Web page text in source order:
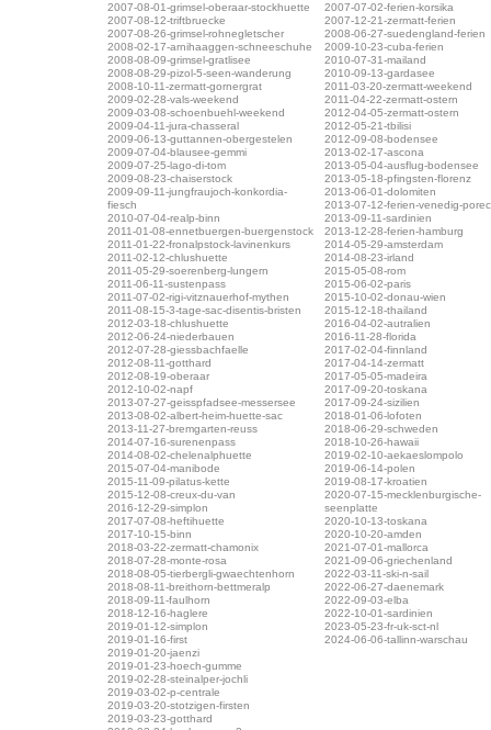
2007-08-01-grimsel-oberaar-stockhuette
2007-08-12-triftbruecke
2007-08-26-grimsel-rohnegletscher
2008-02-17-arnihaaggen-schneeschuhe
2008-08-09-grimsel-gratlisee
2008-08-29-pizol-5-seen-wanderung
2008-10-11-zermatt-gornergrat
2009-02-28-vals-weekend
2009-03-08-schoenbuehl-weekend
2009-04-11-jura-chasseral
2009-06-13-guttannen-obergestelen
2009-07-04-blausee-gemmi
2009-07-25-lago-di-tom
2009-08-23-chaiserstock
2009-09-11-jungfraujoch-konkordia-
fiesch
2010-07-04-realp-binn
2011-01-08-ennetbuergen-buergenstock
2011-01-22-fronalpstock-lavinenkurs
2011-02-12-chlushuette
2011-05-29-soerenberg-lungern
2011-06-11-sustenpass
2011-07-02-rigi-vitznauerhof-mythen
2011-08-15-3-tage-sac-disentis-bristen
2012-03-18-chlushuette
2012-06-24-niederbauen
2012-07-28-giessbachfaelle
2012-08-11-gotthard
2012-08-19-oberaar
2012-10-02-napf
2013-07-27-geisspfadsee-messersee
2013-08-02-albert-heim-huette-sac
2013-11-27-bremgarten-reuss
2014-07-16-surenenpass
2014-08-02-chelenalphuette
2015-07-04-manibode
2015-11-09-pilatus-kette
2015-12-08-creux-du-van
2016-12-29-simplon
2017-07-08-heftihuette
2017-10-15-binn
2018-03-22-zermatt-chamonix
2018-07-28-monte-rosa
2018-08-05-tierbergli-gwaechtenhorn
2018-08-11-breithorn-bettmeralp
2018-09-11-faulhorn
2018-12-16-haglere
2019-01-12-simplon
2019-01-16-first
2019-01-20-jaenzi
2019-01-23-hoech-gumme
2019-02-28-steinalper-jochli
2019-03-02-p-centrale
2019-03-20-stotzigen-firsten
2019-03-23-gotthard
2007-07-02-ferien-korsika
2007-12-21-zermatt-ferien
2008-06-27-suedengland-ferien
2009-10-23-cuba-ferien
2010-07-31-mailand
2010-09-13-gardasee
2011-03-20-zermatt-weekend
2011-04-22-zermatt-ostern
2012-04-05-zermatt-ostern
2012-05-21-tbilisi
2012-09-08-bodensee
2013-02-17-ascona
2013-05-04-ausflug-bodensee
2013-05-18-pfingsten-florenz
2013-06-01-dolomiten
2013-07-12-ferien-venedig-porec
2013-09-11-sardinien
2013-12-28-ferien-hamburg
2014-05-29-amsterdam
2014-08-23-irland
2015-05-08-rom
2015-06-02-paris
2015-10-02-donau-wien
2015-12-18-thailand
2016-04-02-autralien
2016-11-28-florida
2017-02-04-finnland
2017-04-14-zermatt
2017-05-05-madeira
2017-09-20-toskana
2017-09-24-sizilien
2018-01-06-lofoten
2018-06-29-schweden
2018-10-26-hawaii
2019-02-10-aekaeslompolo
2019-06-14-polen
2019-08-17-kroatien
2020-07-15-mecklenburgische-
seenplatte
2020-10-13-toskana
2020-10-20-amden
2021-07-01-mallorca
2021-09-06-griechenland
2022-03-11-ski-n-sail
2022-06-27-daenemark
2022-09-03-elba
2022-10-01-sardinien
2023-05-23-fr-uk-sct-nl
2024-06-06-tallinn-warschau